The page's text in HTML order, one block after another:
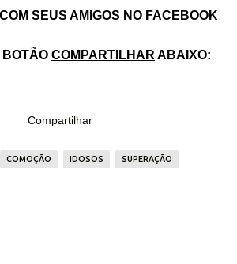
SEUS AMIGOS NO FACEBOOK
COMPARTILHAR ABAIXO:
Compartilhar
COMOÇÃO IDOSOS SUPERAÇÃO